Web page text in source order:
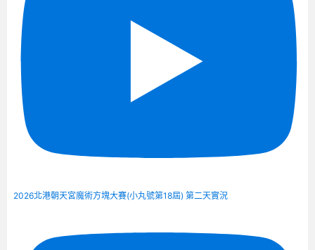
2026北港朝天宮魔術方塊大賽(小丸號第18屆) 第二天實況